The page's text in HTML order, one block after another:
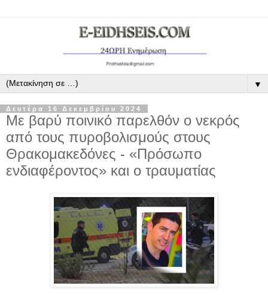
▼
Δευτέρα 16 Δεκεμβρίου 2024
Με βαρύ ποινικό παρελθόν ο νεκρός
από τους πυροβολισμούς στους
Θρακομακεδόνες - «Πρόσωπο
ενδιαφέροντος» και ο τραυματίας